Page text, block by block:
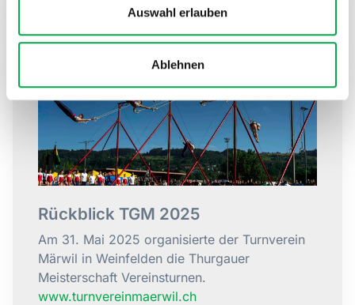
Auswahl erlauben
Ablehnen
Rückblick TGM 2025
Am 31. Mai 2025 organisierte der Turnverein
Märwil in Weinfelden die Thurgauer
Meisterschaft Vereinsturnen.
www.turnvereinmaerwil.ch